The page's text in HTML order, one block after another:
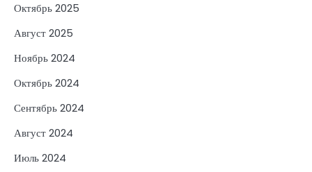
Октябрь 2025
Август 2025
Ноябрь 2024
Октябрь 2024
Сентябрь 2024
Август 2024
Июль 2024